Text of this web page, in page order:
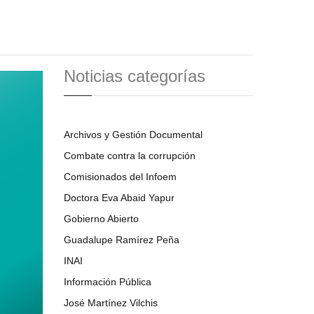
Noticias categorías
Archivos y Gestión Documental
Combate contra la corrupción
Comisionados del Infoem
Doctora Eva Abaid Yapur
Gobierno Abierto
Guadalupe Ramírez Peña
INAI
Información Pública
José Martínez Vilchis